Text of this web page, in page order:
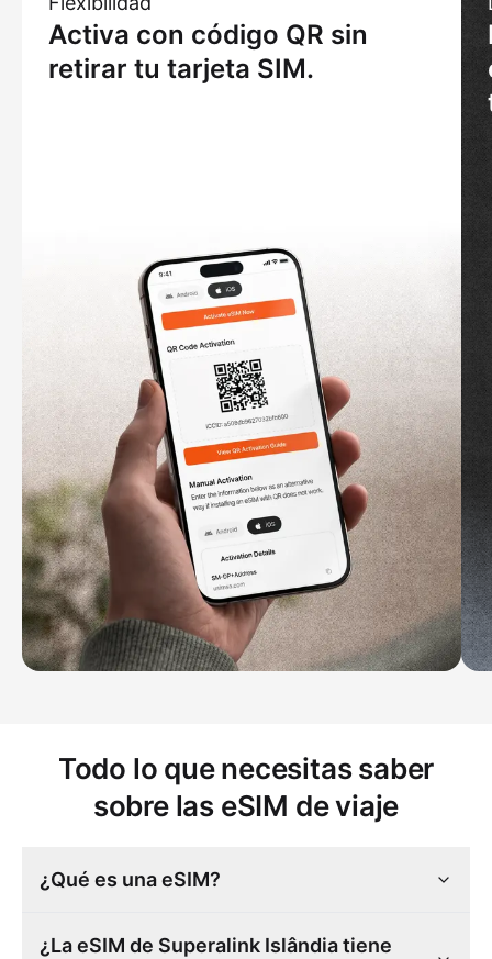
Activa con código QR sin
retirar tu tarjeta SIM.
Todo lo que necesitas saber
sobre las eSIM de viaje
¿Qué es una eSIM?
¿La eSIM de Superalink Islândia tiene